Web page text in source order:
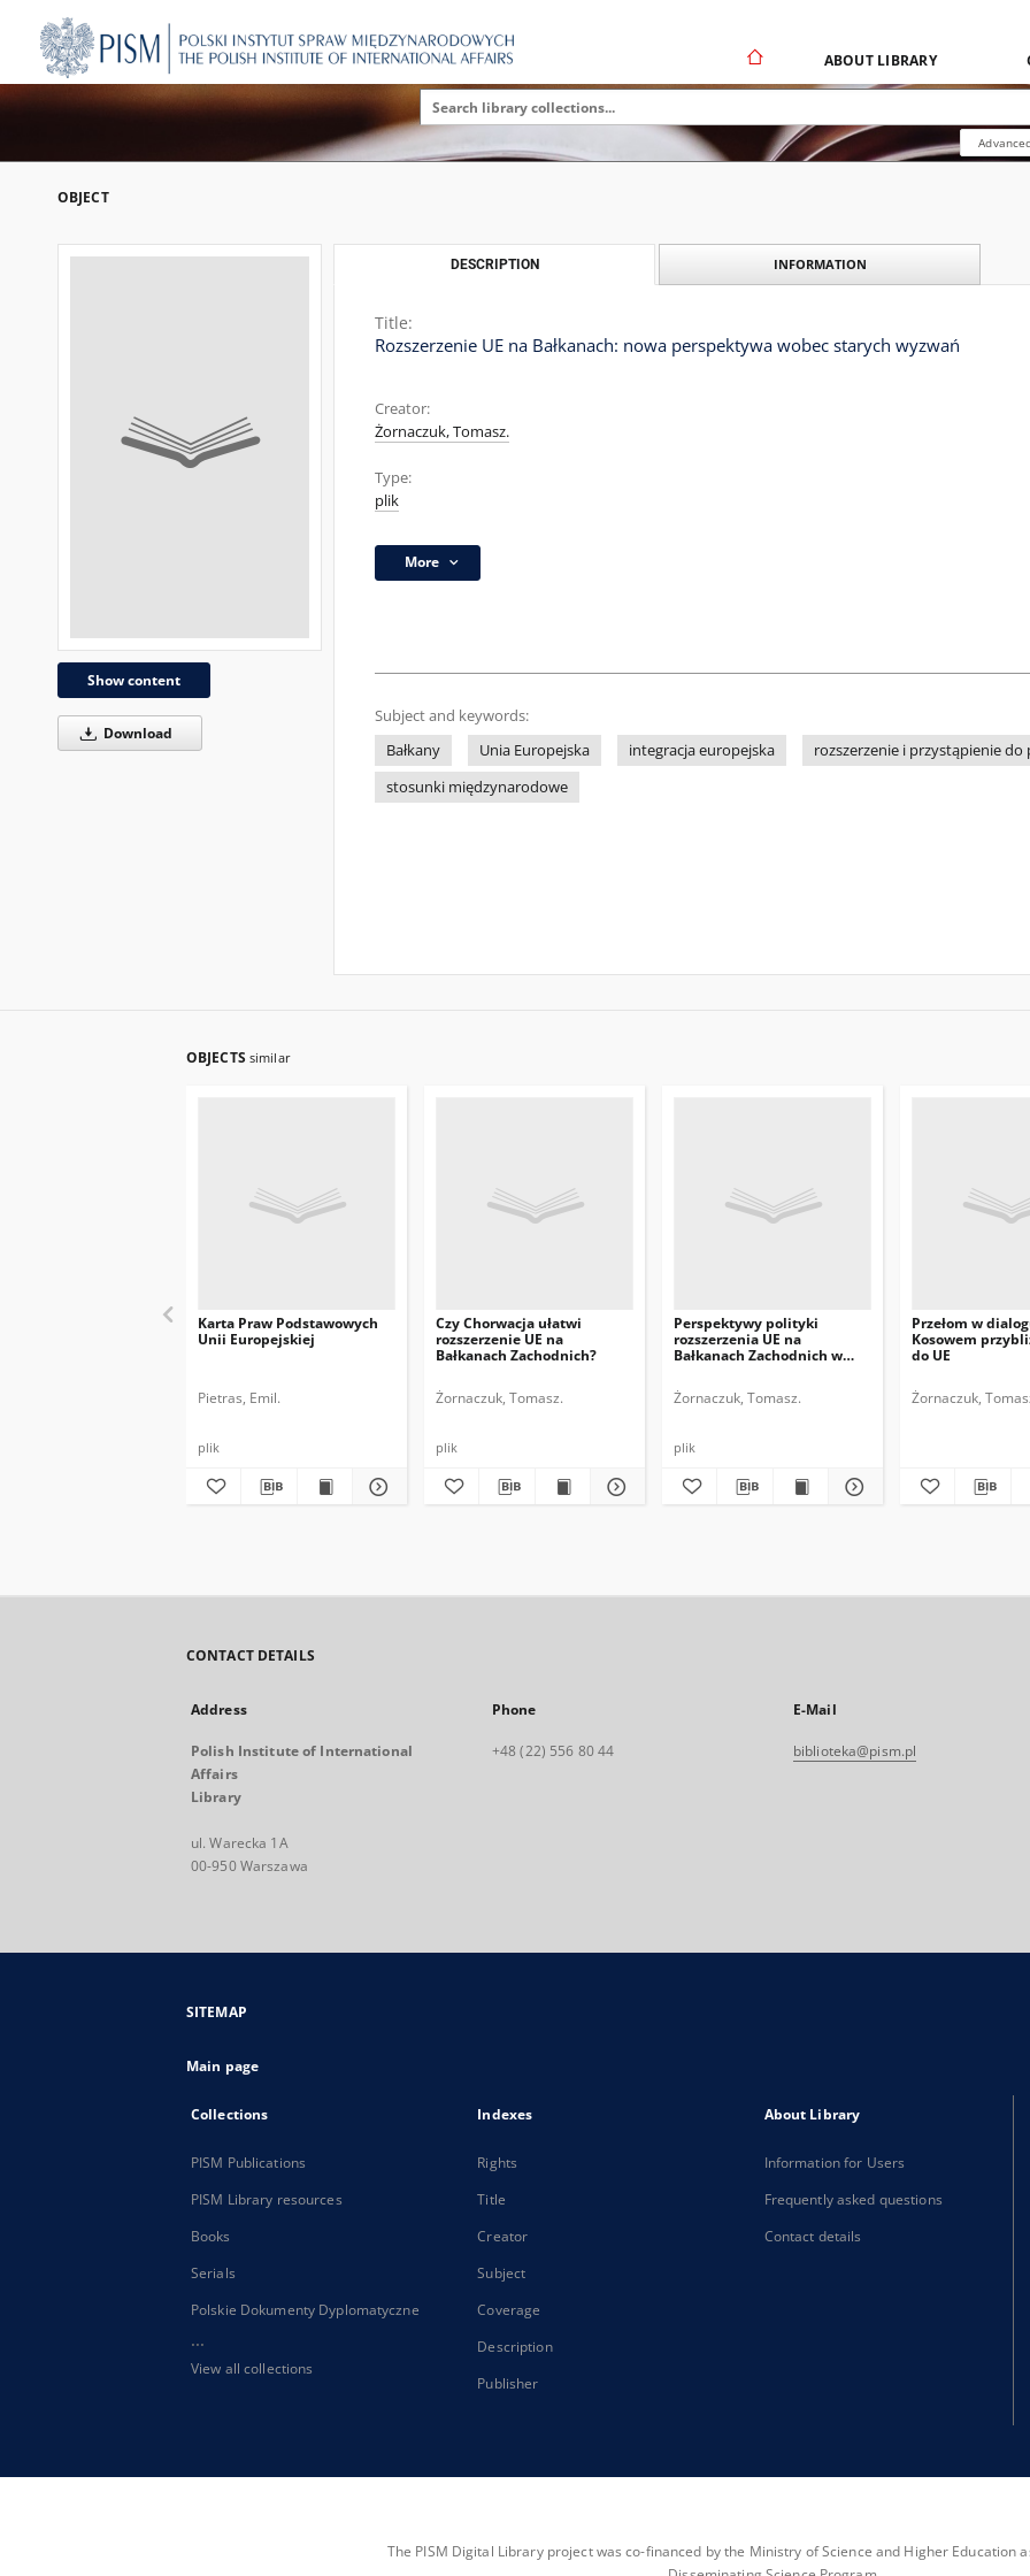
ABOUT LIBRARY
OBJECT
Show content
Download
DESCRIPTION INFORMATION
Title:
Rozszerzenie UE na Bałkanach: nowa perspektywa wobec starych wyzwań
Creator:
Żornaczuk, Tomasz.
Type:
plik
More
Subject and keywords:
Bałkany
Unia Europejska integracja europejska
rozszerzenie i przystąpienie
stosunki międzynarodowe
OBJECTS similar
Karta Praw Podstawowych
Unii Europejskiej
Pietras, Emil.
plik
Czy Chorwacja ułatwi
rozszerzenie UE na
Bałkanach Zachodnich?
Żornaczuk, Tomasz.
plik
Perspektywy polityki
rozszerzenia UE na
Bałkanach Zachodnich w
Żornaczuk, Tomasz.
plik
Przełom w
Kosowem
do UE
Żornaczuk,
CONTACT DETAILS
Address
Polish Institute of International
Affairs
Library
ul. Warecka 1A
00-950 Warszawa
Phone
+48 (22) 556 80 44
E-Mail
biblioteka@pism.pl
SITEMAP
Main page
Collections
PISM Publications
PISM Library resources
Books
Serials
Polskie Dokumenty Dyplomatyczne
...
View all collections
Indexes
Rights
Title
Creator
Subject
Coverage
Description
Publisher
About Library
Information for Users
Frequently asked questions
Contact details
The PISM Digital Library project was co-financed by the Ministry of Science and Higher Education